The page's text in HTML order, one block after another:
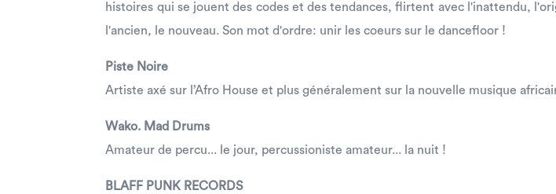
histoires qui se jouent des codes et des tendances, flirtent avec l'inattendu,
l'ancien, le nouveau. Son mot d'ordre: unir les coeurs sur le dancefloor !
Piste Noire
Artiste axé sur l’Afro House et plus généralement sur la nouvelle musique
Wako. Mad Drums
Amateur de percu... le jour, percussioniste amateur... la nuit !
BLAFF PUNK RECORDS